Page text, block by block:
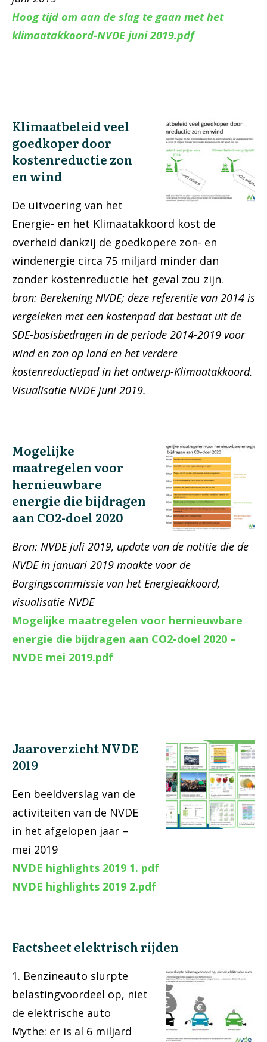
Hoog tijd om aan de slag te gaan met het
klimaatakkoord-NVDE juni 2019.pdf
Klimaatbeleid veel
goedkoper door
kostenreductie zon
en wind
De uitvoering van het
Energie- en het Klimaatakkoord kost de
overheid dankzij de goedkopere zon- en
windenergie circa 75 miljard minder dan
zonder kostenreductie het geval zou zijn.
bron: Berekening NVDE; deze referentie van 2014 is
vergeleken met een kostenpad dat bestaat uit de
SDE-basisbedragen in de periode 2014-2019 voor
wind en zon op land en het verdere
kostenreductiepad in het ontwerp-Klimaatakkoord.
Visualisatie NVDE juni 2019.
Mogelijke
maatregelen voor
hernieuwbare
energie die bijdragen
aan CO2-doel 2020
Bron: NVDE juli 2019, update van de notitie die de
NVDE in januari 2019 maakte voor de
Borgingscommissie van het Energieakkoord,
visualisatie NVDE
Mogelijke maatregelen voor hernieuwbare
energie die bijdragen aan CO2-doel 2020 –
NVDE mei 2019.pdf
Jaaroverzicht NVDE
2019
Een beeldverslag van de
activiteiten van de NVDE
in het afgelopen jaar –
mei 2019
NVDE highlights 2019 1. pdf
NVDE highlights 2019 2.pdf
Factsheet elektrisch rijden
1. Benzineauto slurpte
belastingvoordeel op, niet
de elektrische auto
Mythe: er is al 6 miljard